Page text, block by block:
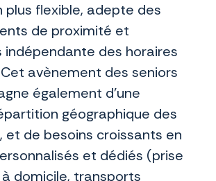
plus flexible, adepte des
de proximité et
indépendante des horaires
avènement des seniors
également d’une
géographique des
et de besoins croissants en
et dédiés (prise
domicile, transports